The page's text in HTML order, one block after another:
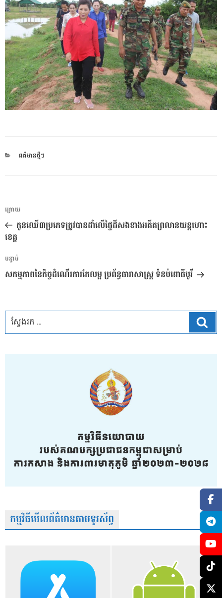
CATEGORIES
ពត៌មានថ្មីៗ
ការ​
នាំទិស​
ប្រកាស
អត្ថបទ
មុន
ក្រោយ
កូនឈើ៣ប្រភេទត្រូវបានដាំលើផ្ទៃដីសងខាងអតីតព្រលានយ​ន្តហោះ
ខេត្ត
អត្ថបទ
បន្ទាប់
បន្ទាប់
សកម្មភាពនៃកិច្ចដំណើរការកែលម្អ ប្រព័ន្ធធារាសាស្ត្រ ទំនប់ពោធិ៍បូរី
កម្មវិធីមើលព័ត៌មានតាមទូរស័ព្វ